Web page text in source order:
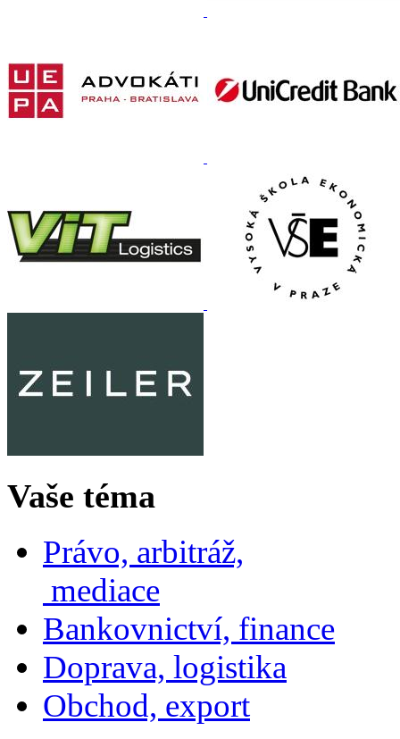
Vaše téma
Právo, arbitráž,
mediace
Bankovnictví, finance
Doprava, logistika
Obchod, export